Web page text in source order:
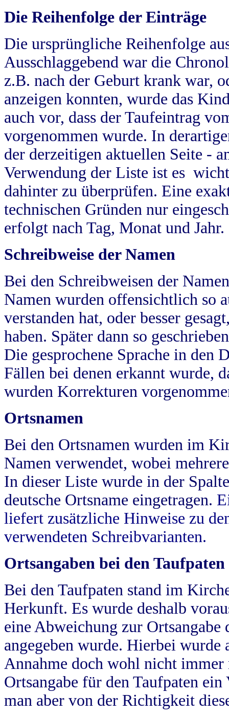
Die Reihenfolge der Einträge
Die ursprüngliche Reihenfolge
Ausschlaggebend war die
z.B. nach der Geburt krank war,
anzeigen konnten, wurde das
auch vor, dass der Taufeintrag
vorgenommen wurde. In
der derzeitigen aktuellen Seite -
Verwendung der Liste ist es
dahinter zu überprüfen. Eine
technischen Gründen nur
erfolgt nach Tag, Monat und Jahr.
Schreibweise der Namen
Bei den Schreibweisen der
Namen wurden offensichtlich so
verstanden hat, oder besser
haben. Später dann so
Die gesprochene Sprache in
Fällen bei denen erkannt wurde,
wurden Korrekturen
Ortsnamen
Bei den Ortsnamen wurden im
Namen verwendet, wobei
In dieser Liste wurde in der
deutsche Ortsname eingetragen.
liefert zusätzliche Hinweise zu
verwendeten Schreibvarianten.
Ortsangaben bei den Taufpaten
Bei den Taufpaten stand im
Herkunft. Es wurde deshalb
eine Abweichung zur
angegeben wurde. Hierbei wurde
Annahme doch wohl nicht
Ortsangabe für den Taufpaten
man aber von der Richtigkeit